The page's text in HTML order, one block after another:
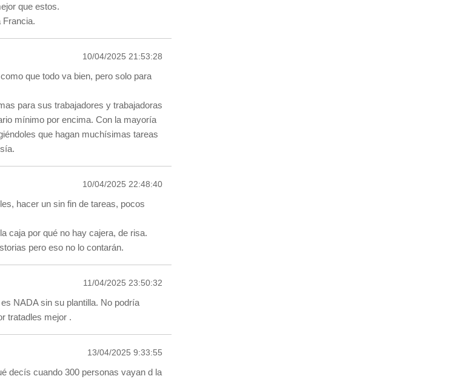
que estos.
Francia.
10/04/2025 21:53:28
que todo va bien, pero solo para
para sus trabajadores y trabajadoras
mínimo por encima. Con la mayoría
que hagan muchísimas tareas
10/04/2025 22:48:40
hacer un sin fin de tareas, pocos
caja por qué no hay cajera, de risa.
pero eso no lo contarán.
11/04/2025 23:50:32
NADA sin su plantilla. No podría
tratadles mejor .
13/04/2025 9:33:55
decís cuando 300 personas vayan d la